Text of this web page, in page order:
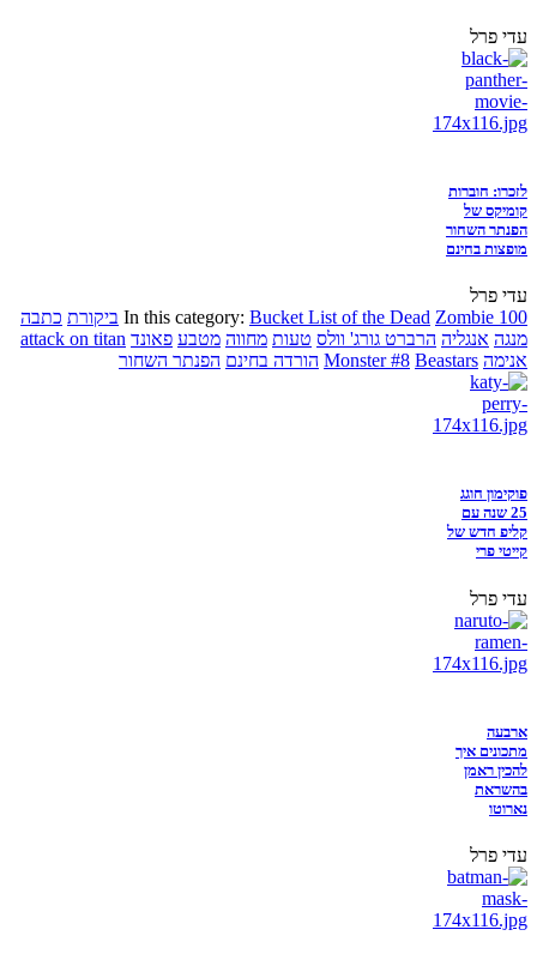
עדי פרל
לזכרו: חוברות
קומיקס של
הפנתר השחור
מופצות בחינם
עדי פרל
In this category: Bucket List of the Dead Zombie 100 ביקורת כתבה
מנגה אנגליה הרברט גורג' וולס טעות מחווה מטבע פאונד attack on titan
אנימה
Monster #8 Beastars הורדה בחינם הפנתר השחור
פוקימון חוגג
25 שנה עם
קליפ חדש של
קייטי פרי
עדי פרל
ארבעה
מתכונים איך
להכין ראמן
בהשראת
נארוטו
עדי פרל